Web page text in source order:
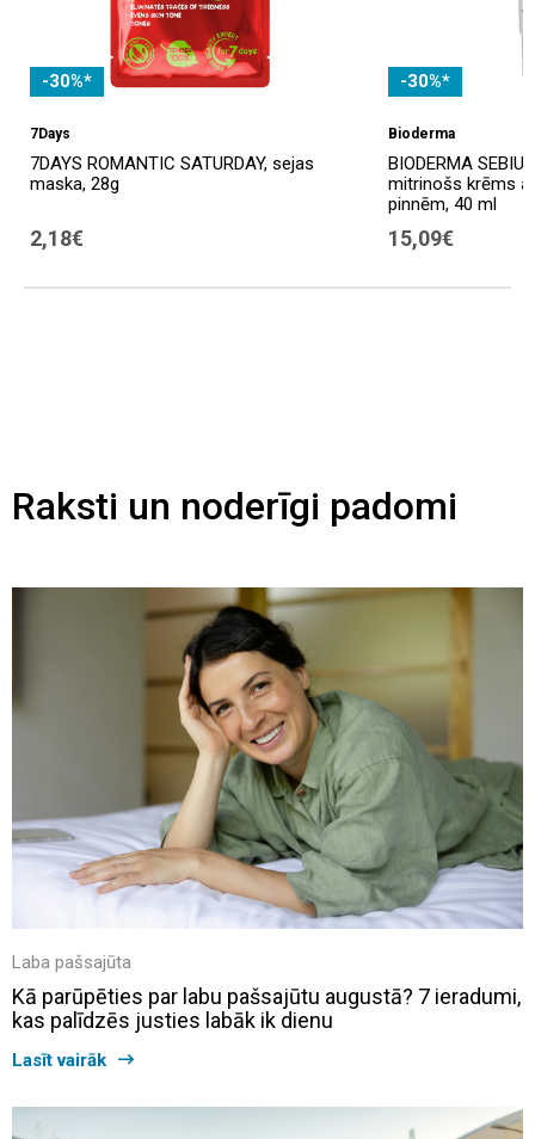
-30%*
7Days
7DAYS ROMANTIC SATURDAY, sejas
maska, 28g
2,18€
-30%*
Bioderma
BIODERMA
mitrinošs krēms
pinnēm, 40 ml
15,09€
Raksti un noderīgi padomi
Laba pašsajūta
Kā parūpēties par labu pašsajūtu augustā? 7 ieradumi,
kas palīdzēs justies labāk ik dienu
Lasīt vairāk